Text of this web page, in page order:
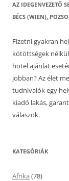
AZ IDEGENVEZETŐ
BÉCS (WIEN),
Fizetni gyakran
kötöttségek
hotel ajánlat
jobban? Az élet
tudnivalók egy
kiadó lakás,
válaszok.
KATEGÓRIÁK
Afrika (78)